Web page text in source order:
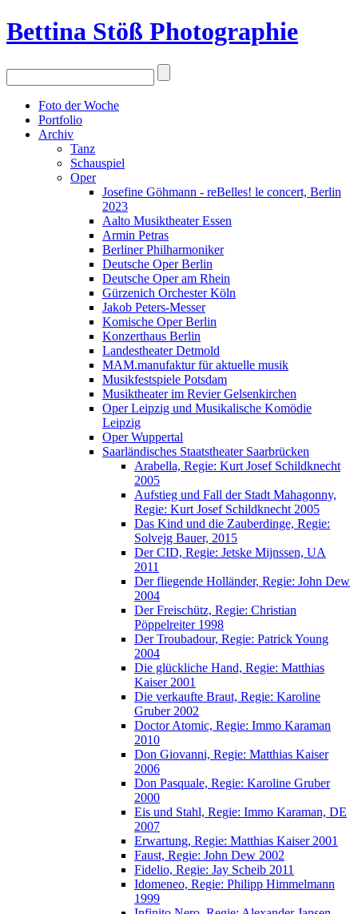
Bettina Stöß Photographie
Foto der Woche
Portfolio
Archiv
Tanz
Schauspiel
Oper
Josefine Göhmann - reBelles! le concert, Berlin
2023
Aalto Musiktheater Essen
Armin Petras
Berliner Philharmoniker
Deutsche Oper Berlin
Deutsche Oper am Rhein
Gürzenich Orchester Köln
Jakob Peters-Messer
Komische Oper Berlin
Konzerthaus Berlin
Landestheater Detmold
MAM.manufaktur für aktuelle musik
Musikfestspiele Potsdam
Musiktheater im Revier Gelsenkirchen
Oper Leipzig und Musikalische Komödie
Leipzig
Oper Wuppertal
Saarländisches Staatstheater Saarbrücken
Arabella, Regie: Kurt Josef Schildknecht
2005
Aufstieg und Fall der Stadt Mahagonny,
Regie: Kurt Josef Schildknecht 2005
Das Kind und die Zauberdinge, Regie:
Solvejg Bauer, 2015
Der CID, Regie: Jetske Mijnssen, UA
2011
Der fliegende Holländer, Regie: John Dew
2004
Der Freischütz, Regie: Christian
Pöppelreiter 1998
Der Troubadour, Regie: Patrick Young
2004
Die glückliche Hand, Regie: Matthias
Kaiser 2001
Die verkaufte Braut, Regie: Karoline
Gruber 2002
Doctor Atomic, Regie: Immo Karaman
2010
Don Giovanni, Regie: Matthias Kaiser
2006
Don Pasquale, Regie: Karoline Gruber
2000
Eis und Stahl, Regie: Immo Karaman, DE
2007
Erwartung, Regie: Matthias Kaiser 2001
Faust, Regie: John Dew 2002
Fidelio, Regie: Jay Scheib 2011
Idomeneo, Regie: Philipp Himmelmann
1999